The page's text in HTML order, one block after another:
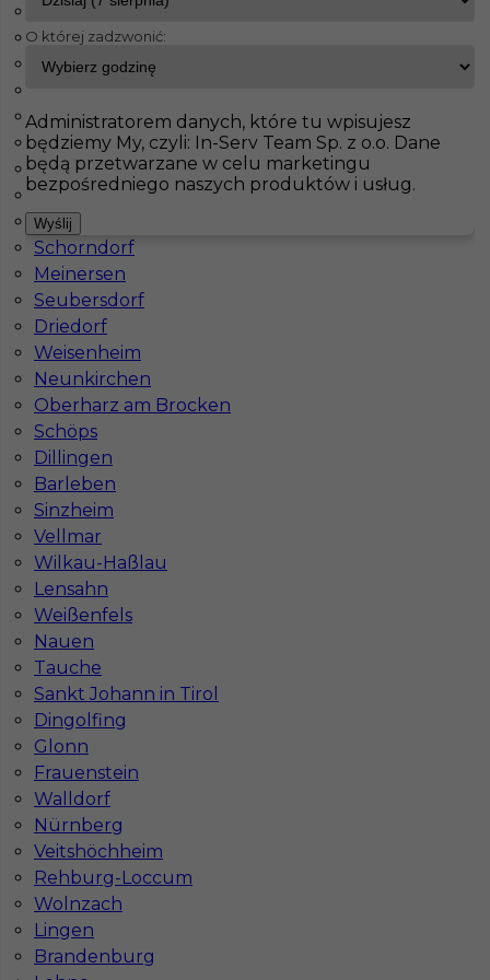
InServ Oferty pracy
Pokaż filtr
Brieselang
Maintal
Haiterbach
Albig
Pasenbach
Klettgau
Thale
Bisingen
Schorndorf
Meinersen
Seubersdorf
Driedorf
Weisenheim
Neunkirchen
Oberharz am Brocken
Schöps
Dillingen
Barleben
Sinzheim
Vellmar
Wilkau-Haßlau
Lensahn
Weißenfels
Nauen
Tauche
Sankt Johann in Tirol
Dingolfing
Glonn
Frauenstein
Walldorf
Nürnberg
Veitshöchheim
Rehburg-Loccum
Wolnzach
Lingen
Brandenburg
Monter wykładzin Niemcy, bez znajomości
języka, 15€/h
Kategoria Prace wykończeniowe
Lokalizacja
Wymagane języki
Stawka 15 - € / h
Praca monter wykładzin- Rostock (Niemcy)
Kategoria Prace wykończeniowe
Lokalizacja Niemcy
Wymagane języki
komunikatywny
Stawka 12 - € / h
O której zadzwonić:
Administratorem danych, które tu wpisujesz
będziemy My, czyli: In-Serv Team Sp. z o.o. Dane
będą przetwarzane w celu marketingu
bezpośredniego naszych produktów i usług.
Wyślij